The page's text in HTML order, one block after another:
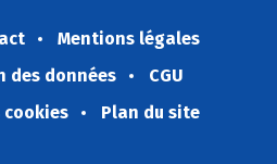
Mentions légales
des données
CGU
cookies
Plan du site